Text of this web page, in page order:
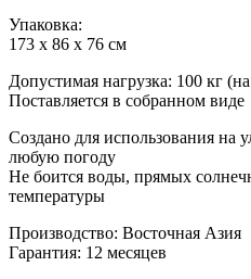
Упаковка:
173 х 86 х 76 см
Допустимая нагрузка: 100 кг
Поставляется в собранном виде
Создано для использования на
любую погоду
Не боится воды, прямых
температуры
Производство: Восточная Азия
Гарантия: 12 месяцев